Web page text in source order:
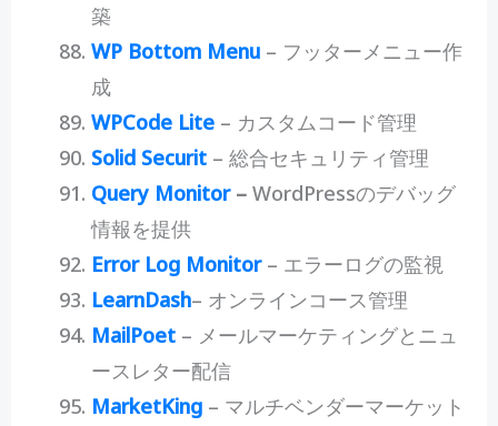
築
WP Bottom Menu– フッターメニュー作
成
WPCode Lite– カスタムコード管理
Solid Securit– 総合セキュリティ管理
Query Monitor– WordPressのデバッグ
情報を提供
Error Log Monitor – エラーログの監視
LearnDash– オンラインコース管理
MailPoet– メールマーケティングとニュ
ースレター配信
MarketKing – マルチベンダーマーケット